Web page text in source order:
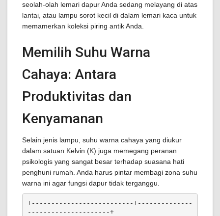
seolah-olah lemari dapur Anda sedang melayang di atas
lantai, atau lampu sorot kecil di dalam lemari kaca untuk
memamerkan koleksi piring antik Anda.
Memilih Suhu Warna
Cahaya: Antara
Produktivitas dan
Kenyamanan
Selain jenis lampu, suhu warna cahaya yang diukur
dalam satuan Kelvin (K) juga memegang peranan
psikologis yang sangat besar terhadap suasana hati
penghuni rumah. Anda harus pintar membagi zona suhu
warna ini agar fungsi dapur tidak terganggu.
+--------------------------+--------------
---------------------+